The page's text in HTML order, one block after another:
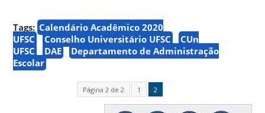
Tags: Calendário Acadêmico 2020
UFSC
Conselho Universitário UFSC
CUn
UFSC
DAE
Departamento de Administração
Escolar
Página 2 de 2 1 2